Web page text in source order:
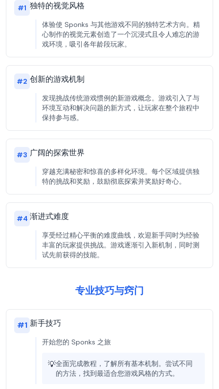
#1 独特的视觉风格
体验使 Sponks 与其他游戏不同的独特艺术方向。精
心制作的视觉元素创造了一个沉浸式且令人难忘的游
戏环境，吸引各年龄段玩家。
#2 创新的游戏机制
发现挑战传统游戏惯例的新游戏概念。游戏引入了与
环境互动和解决问题的新方式，让玩家在整个旅程中
保持参与感。
#3 广阔的探索世界
穿越充满秘密和惊喜的多样化环境。每个区域提供独
特的挑战和奖励，鼓励彻底探索并奖励好奇心。
#4 渐进式难度
享受经过精心平衡的难度曲线，欢迎新手同时为经验
丰富的玩家提供挑战。游戏逐渐引入新机制，同时测
试先前获得的技能。
专业技巧与窍门
#1 新手技巧
开始您的 Sponks 之旅
💡全面完成教程，了解所有基本机制。尝试不同
的方法，找到最适合您游戏风格的方式。